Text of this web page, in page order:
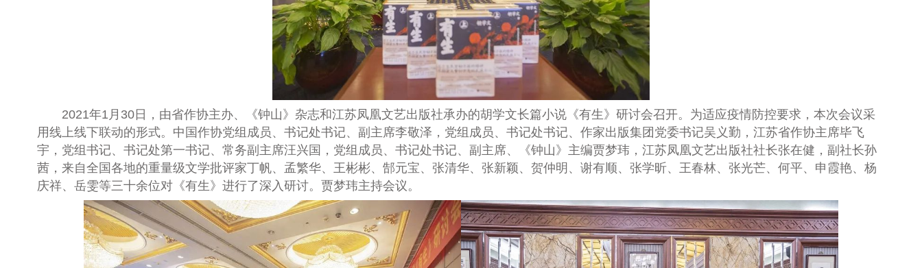
2021年1月30日，由省作协主办、《钟山》杂志和江苏凤凰文艺出版社承办的胡学文长篇小说《有生》研讨会召开。为适应疫情防控要求，本次会议采
用线上线下联动的形式。中国作协党组成员、书记处书记、副主席李敬泽，党组成员、书记处书记、作家出版集团党委书记吴义勤，江苏省作协主席毕飞
宇，党组书记、书记处第一书记、常务副主席汪兴国，党组成员、书记处书记、副主席、《钟山》主编贾梦玮，江苏凤凰文艺出版社社长张在健，副社长孙
茜，来自全国各地的重量级文学批评家丁帆、孟繁华、王彬彬、郜元宝、张清华、张新颖、贺仲明、谢有顺、张学昕、王春林、张光芒、何平、申霞艳、杨
庆祥、岳雯等三十余位对《有生》进行了深入研讨。贾梦玮主持会议。